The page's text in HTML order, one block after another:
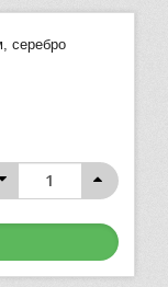
серебро